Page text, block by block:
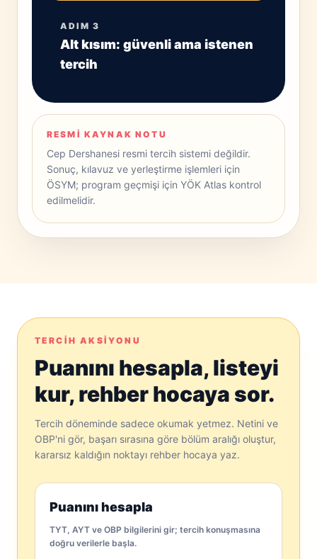
ADIM 3
Alt kısım: güvenli ama istenen
tercih
RESMI KAYNAK NOTU
Cep Dershanesi resmi tercih sistemi değildir.
Sonuç, kılavuz ve yerleştirme işlemleri için
ÖSYM; program geçmişi için YÖK Atlas kontrol
edilmelidir.
TERCIH AKSIYONU
Puanını hesapla, listeyi
kur, rehber hocaya sor.
Tercih döneminde sadece okumak yetmez. Netini ve
OBP'ni gör, başarı sırasına göre bölüm aralığı oluştur,
kararsız kaldığın noktayı rehber hocaya yaz.
Puanını hesapla
TYT, AYT ve OBP bilgilerini gir; tercih konuşmasına
doğru verilerle başla.